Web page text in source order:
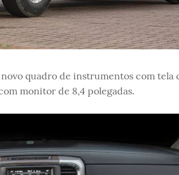
quadro de instrumentos com tela
monitor de 8,4 polegadas.